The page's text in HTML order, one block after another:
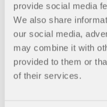
provide social media
We also share
our social media,
may combine it with
provided to them or
of their services.
Dlubal API
Deformace ploch z